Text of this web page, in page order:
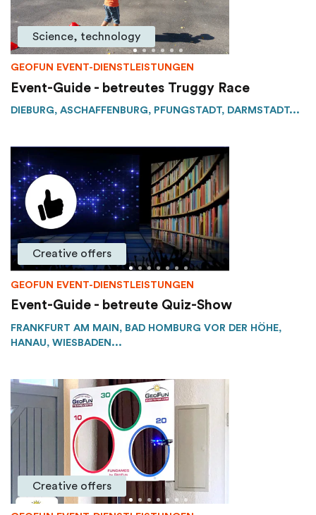
Science, technology
GEOFUN EVENT-DIENSTLEISTUNGEN
Event-Guide - betreutes Truggy Race
DIEBURG, ASCHAFFENBURG, PFUNGSTADT, DARMSTADT...
Creative offers
GEOFUN EVENT-DIENSTLEISTUNGEN
Event-Guide - betreute Quiz-Show
FRANKFURT AM MAIN, BAD HOMBURG VOR DER HÖHE,
HANAU, WIESBADEN...
Creative offers